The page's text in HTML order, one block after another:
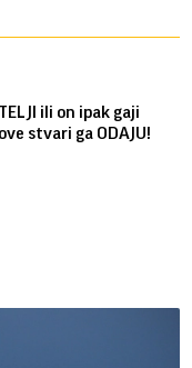
ili on ipak gaji
ove stvari ga ODAJU!